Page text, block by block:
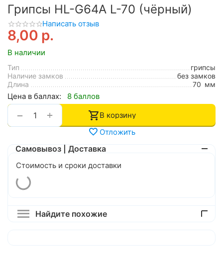
Грипсы HL-G64A L-70 (чёрный)
Написать отзыв
8,00 р.
В наличии
Тип
грипсы
Наличие замков
без замков
Длина
70 мм
Цена в баллах: 8 баллов
+
−
В корзину
Отложить
Самовывоз | Доставка
Стоимость и сроки доставки
Найдите похожие